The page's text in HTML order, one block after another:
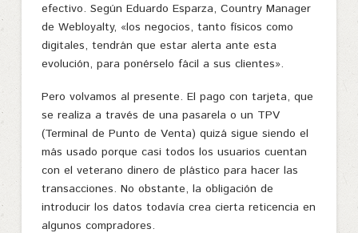
efectivo. Según Eduardo Esparza, Country Manager
de Webloyalty, «los negocios, tanto físicos como
digitales, tendrán que estar alerta ante esta
evolución, para ponérselo fácil a sus clientes».
Pero volvamos al presente. El pago con tarjeta, que
se realiza a través de una pasarela o un TPV
(Terminal de Punto de Venta) quizá sigue siendo el
más usado porque casi todos los usuarios cuentan
con el veterano dinero de plástico para hacer las
transacciones. No obstante, la obligación de
introducir los datos todavía crea cierta reticencia en
algunos compradores.